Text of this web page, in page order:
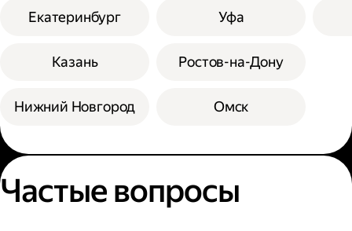
Екатеринбург
Казань
Нижний Новгород
Уфа
Ростов-на-Дону
Омск
Частые вопросы